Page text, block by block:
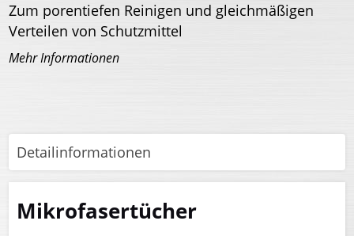
Zum porentiefen Reinigen und gleichmäßigen
Verteilen von Schutzmittel
Mehr Informationen
Detailinformationen
Mikrofasertücher